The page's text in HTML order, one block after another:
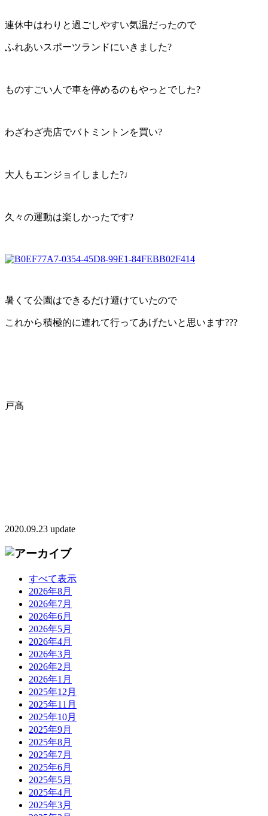
連休中はわりと過ごしやすい気温だったので
ふれあいスポーツランドにいきました?
ものすごい人で車を停めるのもやっとでした?
わざわざ売店でバトミントンを買い?
大人もエンジョイしました?♩
久々の運動は楽しかったです?
暑くて公園はできるだけ避けていたので
これから積極的に連れて行ってあげたいと思います???
戸髙
2020.09.23 update
すべて表示
2026年8月
2026年7月
2026年6月
2026年5月
2026年4月
2026年3月
2026年2月
2026年1月
2025年12月
2025年11月
2025年10月
2025年9月
2025年8月
2025年7月
2025年6月
2025年5月
2025年4月
2025年3月